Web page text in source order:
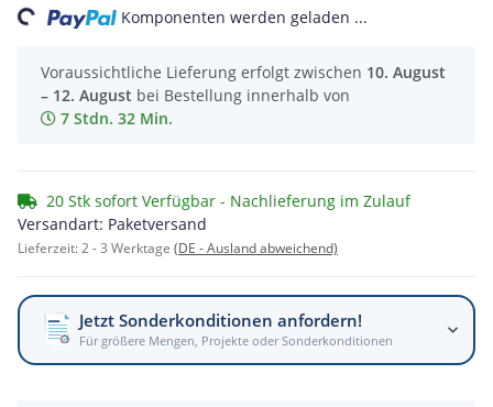
Komponenten werden geladen ...
Voraussichtliche Lieferung erfolgt zwischen 10. August
– 12. August bei Bestellung innerhalb von
7 Stdn. 32 Min.
20 Stk sofort Verfügbar - Nachlieferung im Zulauf
Versandart: Paketversand
Lieferzeit:2 - 3 Werktage (DE - Ausland abweichend)
Jetzt Sonderkonditionen anfordern!
Für größere Mengen, Projekte oder Sonderkonditionen